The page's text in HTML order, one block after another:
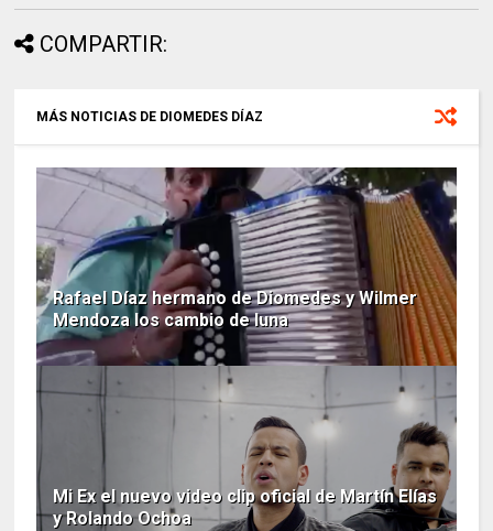
COMPARTIR:
MÁS NOTICIAS DE DIOMEDES DÍAZ
Rafael Díaz hermano de Diomedes y Wilmer
Mendoza los cambio de luna
Mi Ex el nuevo video clip oficial de Martín Elías
y Rolando Ochoa